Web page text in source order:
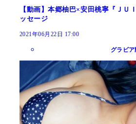
【動画】本郷柚巴×安田桃寧『Ｊ
ッセージ
2021年06月22日 17:00
グラビ